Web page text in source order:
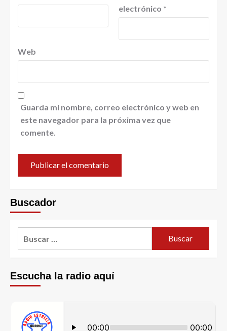
electrónico *
Web
Guarda mi nombre, correo electrónico y web en
este navegador para la próxima vez que
comente.
Buscador
Escucha la radio aquí